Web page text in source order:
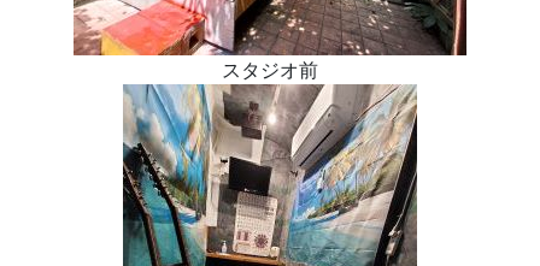
スタジオ前